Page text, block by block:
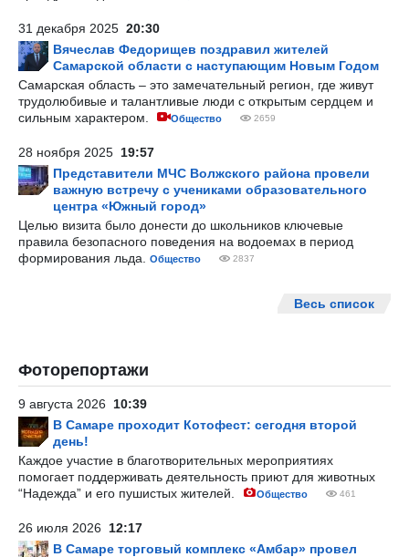
31 декабря 2025 20:30
Вячеслав Федорищев поздравил жителей
Самарской области с наступающим Новым Годом
Самарская область – это замечательный регион, где живут
трудолюбивые и талантливые люди с открытым сердцем и
сильным характером.
Общество 2659
28 ноября 2025 19:57
Представители МЧС Волжского района провели
важную встречу с учениками образовательного
центра «Южный город»
Целью визита было донести до школьников ключевые
правила безопасного поведения на водоемах в период
формирования льда.
Общество 2837
Весь список
Фоторепортажи
9 августа 2026 10:39
В Самаре проходит Котофест: сегодня второй
день!
Каждое участие в благотворительных мероприятиях
помогает поддерживать деятельность приют для животных
“Надежда” и его пушистых жителей.
Общество 461
26 июля 2026 12:17
В Самаре торговый комплекс «Амбар» провел